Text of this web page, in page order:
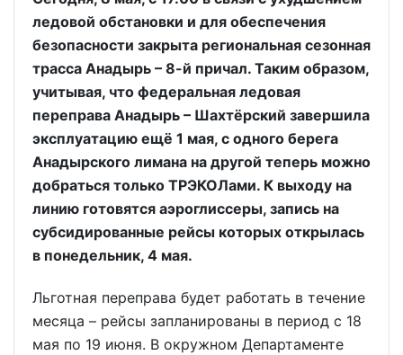
ледовой обстановки и для обеспечения
безопасности закрыта региональная сезонная
трасса Анадырь – 8-й причал. Таким образом,
учитывая, что федеральная ледовая
переправа Анадырь – Шахтёрский завершила
эксплуатацию ещё 1 мая, с одного берега
Анадырского лимана на другой теперь можно
добраться только ТРЭКОЛами. К выходу на
линию готовятся аэроглиссеры, запись на
субсидированные рейсы которых открылась
в понедельник, 4 мая.
Льготная переправа будет работать в течение
месяца – рейсы запланированы в период с 18
мая по 19 июня. В окружном Департаменте